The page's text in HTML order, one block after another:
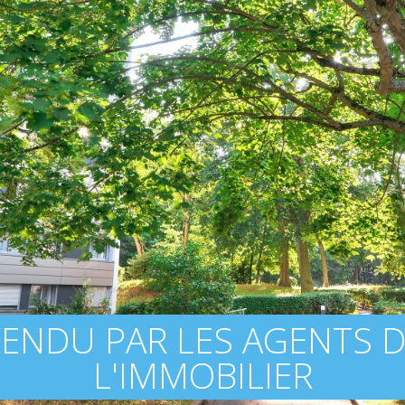
PAR LES AGENTS
L'IMMOBILIER